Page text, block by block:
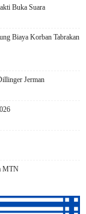
Buka Suara
Biaya Korban Tabrakan
Jerman
MTN